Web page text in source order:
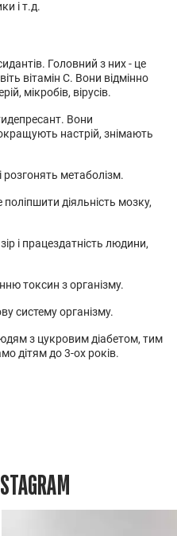
і т.д.
Головний з них - це
вітамін С. Вони відмінно
мікробів, вірусів.
Вони
настрій, знімають
метаболізм.
діяльність мозку,
і працездатність людини,
токсин з організму.
систему організму.
з цукровим діабетом, тим
дітям до 3-ох років.